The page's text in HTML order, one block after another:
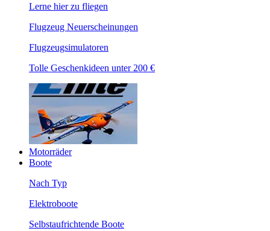
Lerne hier zu fliegen
Flugzeug Neuerscheinungen
Flugzeugsimulatoren
Tolle Geschenkideen unter 200 €
Motorräder
Boote
Nach Typ
Elektroboote
Selbstaufrichtende Boote